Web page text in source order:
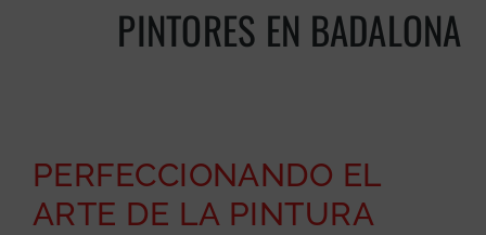
PINTORES EN BADALONA
PERFECCIONANDO EL
ARTE DE LA PINTURA